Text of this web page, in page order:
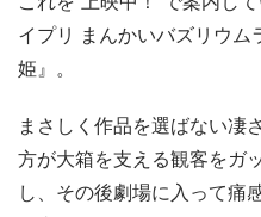
イプリ まんかいバズリウ
姫』。
まさしく作品を選ばない凄
方が大箱を支える観客をガ
し、その後劇場に入って痛